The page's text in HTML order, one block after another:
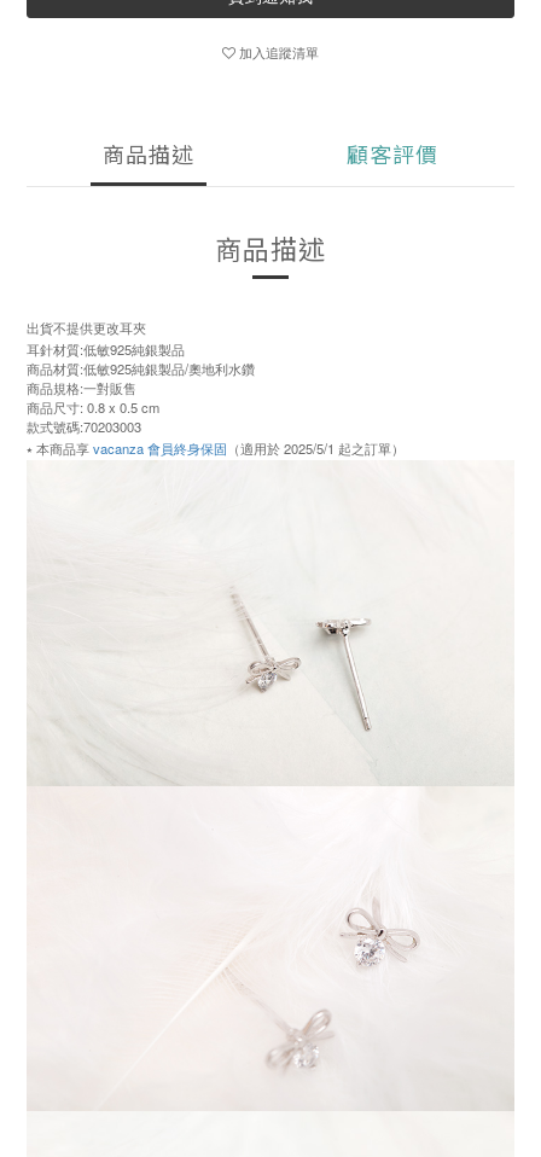
加入追蹤清單
商品描述 顧客評價
商品描述
出貨不提供更改耳夾
耳針材質:低敏925純銀製品
商品材質:低敏925純銀製品/奧地利水鑽
商品規格:一對販售
商品尺寸: 0.8 x 0.5 cm
款式號碼:70203003
⭑ 本商品享vacanza 會員終身保固 （適用於 2025/5/1 起之訂單）